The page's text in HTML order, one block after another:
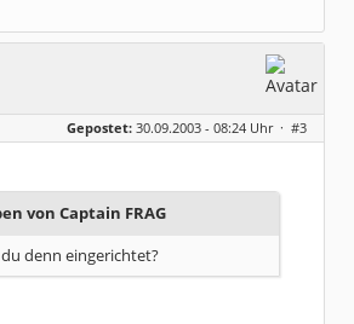
Gepostet: 30.09.2003 - 08:24 Uhr · #3
von Captain FRAG
denn eingerichtet?